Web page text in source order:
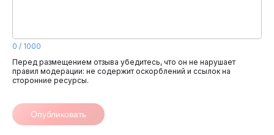
0 / 1000
Перед размещением отзыва убедитесь, что он не нарушает
правил модерации: не содержит оскорблений и ссылок на
сторонние ресурсы.
Опубликовать